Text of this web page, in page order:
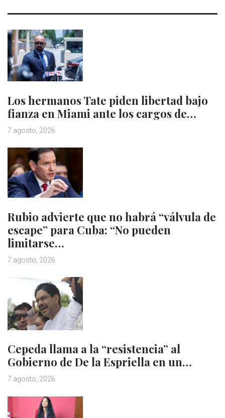
Los hermanos Tate piden libertad bajo
fianza en Miami ante los cargos de…
7 agosto, 2026
Rubio advierte que no habrá “válvula de
escape” para Cuba: “No pueden
limitarse…
7 agosto, 2026
Cepeda llama a la “resistencia” al
Gobierno de De la Espriella en un…
7 agosto, 2026